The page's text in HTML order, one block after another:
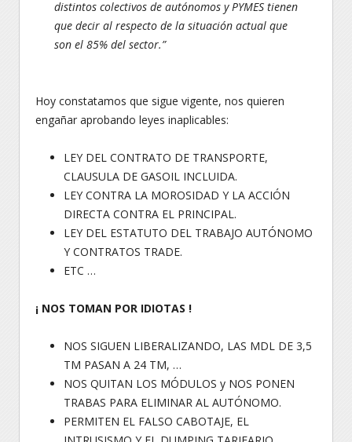
distintos colectivos de autónomos y PYMES tienen
que decir al respecto de la situación actual que
son el 85% del sector.”
Hoy constatamos que sigue vigente, nos quieren
engañar aprobando leyes inaplicables:
LEY DEL CONTRATO DE TRANSPORTE,
CLAUSULA DE GASOIL INCLUIDA.
LEY CONTRA LA MOROSIDAD Y LA ACCIÓN
DIRECTA CONTRA EL PRINCIPAL.
LEY DEL ESTATUTO DEL TRABAJO AUTÓNOMO
Y CONTRATOS TRADE.
ETC …
¡ NOS TOMAN POR IDIOTAS !
NOS SIGUEN LIBERALIZANDO, LAS MDL DE 3,5
TM PASAN A 24 TM, …
NOS QUITAN LOS MÓDULOS y NOS PONEN
TRABAS PARA ELIMINAR AL AUTÓNOMO.
PERMITEN EL FALSO CABOTAJE, EL